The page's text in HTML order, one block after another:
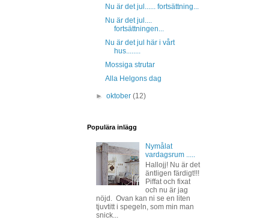
Nu är det jul...... fortsättning...
Nu är det jul....
fortsättningen...
Nu är det jul här i vårt
hus........
Mossiga strutar
Alla Helgons dag
►oktober(12)
Populära inlägg
Nymålat
vardagsrum .....
Hallojj! Nu är det
äntligen färdigt!!!
Piffat och fixat
och nu är jag
nöjd. Ovan kan ni se en liten
tjuvtitt i spegeln, som min man
snick...